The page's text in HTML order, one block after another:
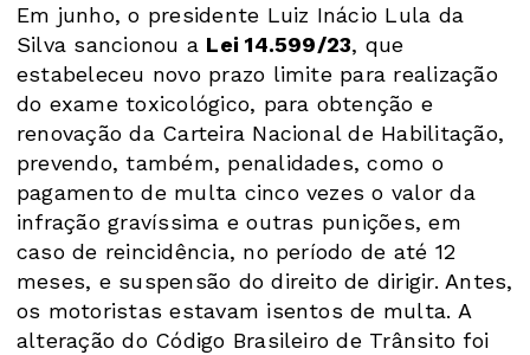
Em junho, o presidente Luiz Inácio Lula da
Silva sancionou a Lei 14.599/23, que
estabeleceu novo prazo limite para realização
do exame toxicológico, para obtenção e
renovação da Carteira Nacional de Habilitação,
prevendo, também, penalidades, como o
pagamento de multa cinco vezes o valor da
infração gravíssima e outras punições, em
caso de reincidência, no período de até 12
meses, e suspensão do direito de dirigir. Antes,
os motoristas estavam isentos de multa. A
alteração do Código Brasileiro de Trânsito foi